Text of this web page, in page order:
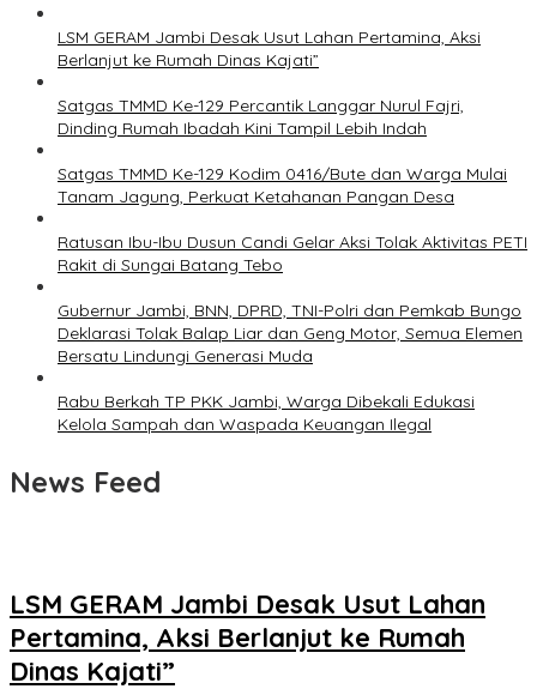
LSM GERAM Jambi Desak Usut Lahan Pertamina, Aksi
Berlanjut ke Rumah Dinas Kajati”
Satgas TMMD Ke-129 Percantik Langgar Nurul Fajri,
Dinding Rumah Ibadah Kini Tampil Lebih Indah
Satgas TMMD Ke-129 Kodim 0416/Bute dan Warga Mulai
Tanam Jagung, Perkuat Ketahanan Pangan Desa
Ratusan Ibu-Ibu Dusun Candi Gelar Aksi Tolak Aktivitas PETI
Rakit di Sungai Batang Tebo
Gubernur Jambi, BNN, DPRD, TNI-Polri dan Pemkab Bungo
Deklarasi Tolak Balap Liar dan Geng Motor, Semua Elemen
Bersatu Lindungi Generasi Muda
Rabu Berkah TP PKK Jambi, Warga Dibekali Edukasi
Kelola Sampah dan Waspada Keuangan Ilegal
News Feed
LSM GERAM Jambi Desak Usut Lahan
Pertamina, Aksi Berlanjut ke Rumah
Dinas Kajati”